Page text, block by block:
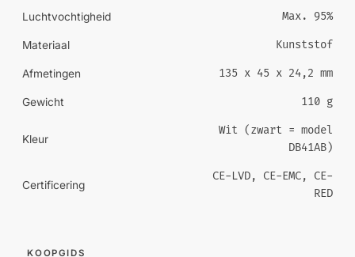
Luchtvochtigheid Max. 95%
Materiaal Kunststof
Afmetingen 135 x 45 x 24,2 mm
Gewicht 110 g
Kleur
Wit (zwart = model
DB41AB)
Certificering
CE-LVD, CE-EMC, CE-
RED
KOOPGIDS